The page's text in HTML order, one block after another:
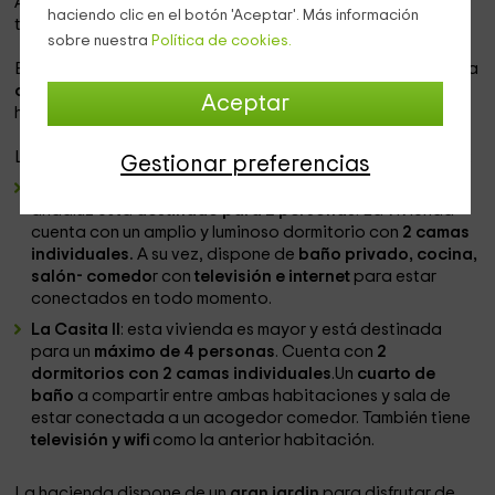
haciendo clic en el botón 'Aceptar'. Más información
sobre nuestra Política de cookies.
Aceptar
Gestionar preferencias
tengáis total privacidad.
Estas 2 viviendas disponen de
, como son la
cocina, sala de estar y patio
. El número máximo por
habitación es de 2 personas.
La casa rural dispone de2 apartamentos independientes
andaluz estádestinado para 2 personas. La vivienda
cuenta con un amplio y luminoso dormitorio con 2 camas
individuales.A su vez, dispone de baño privado, cocina,
salón- comedor contelevisión e internet para estar
conectados en todo momento.
La Casita II : esta vivienda es mayor y está destinada
para un máximo de 4 personas. Cuenta con 2
dormitorios con 2 camas individuales.Un cuarto de
baño a compartir entre ambas habitaciones y sala de
estar conectada a un acogedor comedor. También tiene
televisión y wifi como la anterior habitación.